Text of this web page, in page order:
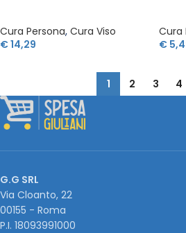
Cura Persona, Cura Viso
€14,29
Cura
€
1 2 3 4
G.G SRL
Via Cloanto, 22
00155 - Roma
P.I. ‭18093991000